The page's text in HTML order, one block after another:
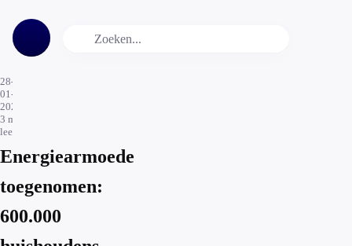
28-
01-
2023
3 min.
leestijd
Energiearmoede
toegenomen:
600.000